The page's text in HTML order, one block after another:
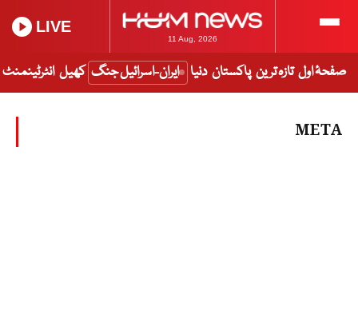
11 Aug, 2026
LIVE
صفحۂ اول تازہ ترین پاکستان دنیا ایران-اسرائیل جنگ کھیل انٹرٹینمنٹ
META